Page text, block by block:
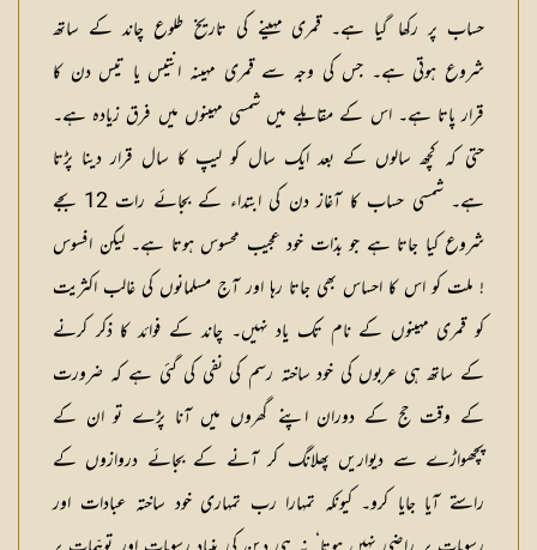
حساب پر رکھا گیا ہے۔ قمری مہینے کی تاریخ طلوع چاند کے ساتھ
شروع ہوتی ہے۔ جس کی وجہ سے قمری مہینہ انتیس یا تیس دن کا
قرار پاتا ہے۔ اس کے مقابلے میں شمسی مہینوں میں فرق زیادہ ہے۔
حتی کہ کچھ سالوں کے بعد ایک سال کو لیپ کا سال قرار دینا پڑتا
ہے۔ شمسی حساب کا آغاز دن کی ابتداء کے بجائے رات 12 بجے
شروع کیا جاتا ہے جو بذات خود عجیب محسوس ہوتا ہے۔ لیکن افسوس
! ملت کو اس کا احساس بھی جاتا رہا اور آج مسلمانوں کی غالب اکثریت
کو قمری مہینوں کے نام تک یاد نہیں۔ چاند کے فوائد کا ذکر کرنے
کے ساتھ ہی عربوں کی خود ساختہ رسم کی نفی کی گئی ہے کہ ضرورت
کے وقت حج کے دوران اپنے گھروں میں آنا پڑے تو ان کے
پچھواڑے سے دیواریں پھلانگ کر آنے کے بجائے دروازوں کے
راستے آیا جایا کرو۔ کیونکہ تمہارا رب تمہاری خود ساختہ عبادات اور